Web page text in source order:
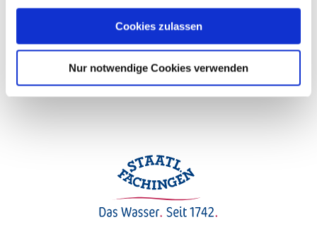
Cookies zulassen
Nur notwendige Cookies verwenden